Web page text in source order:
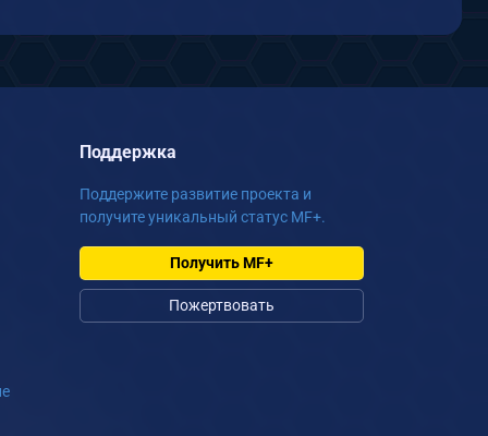
Поддержка
Поддержите развитие проекта и
получите уникальный статус MF+.
Получить MF+
Пожертвовать